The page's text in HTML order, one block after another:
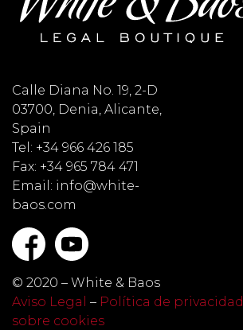
Calle Diana No. 19, 2-D
03700, Denia, Alicante,
Spain
Tel: +34 966 426 185
Fax: +34 965 784 471
Email: info@white-
baos.com
© 2020 – White & Baos
Aviso Legal – Política de privacidad
sobre cookies